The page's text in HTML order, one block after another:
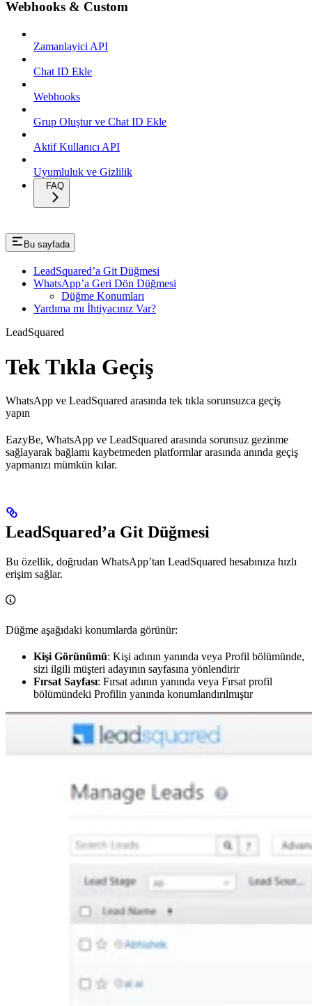
Webhooks & Custom
Zamanlayici API
Chat ID Ekle
Webhooks
Grup Oluştur ve Chat ID Ekle
Aktif Kullanıcı API
Uyumluluk ve Gizlilik
FAQ
Bu sayfada
LeadSquared’a Git Düğmesi
WhatsApp’a Geri Dön Düğmesi
Düğme Konumları
Yardıma mı İhtiyacınız Var?
LeadSquared
Tek Tıkla Geçiş
WhatsApp ve LeadSquared arasında tek tıkla sorunsuzca geçiş
yapın
EazyBe, WhatsApp ve LeadSquared arasında sorunsuz gezinme
sağlayarak bağlamı kaybetmeden platformlar arasında anında geçiş
yapmanızı mümkün kılar.
LeadSquared’a Git Düğmesi
Bu özellik, doğrudan WhatsApp’tan LeadSquared hesabınıza hızlı
erişim sağlar.
Düğme aşağıdaki konumlarda görünür:
Kişi Görünümü: Kişi adının yanında veya Profil bölümünde,
sizi ilgili müşteri adayının sayfasına yönlendirir
Fırsat Sayfası: Fırsat adının yanında veya Fırsat profil
bölümündeki Profilin yanında konumlandırılmıştır